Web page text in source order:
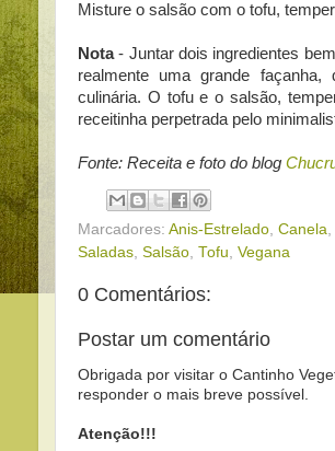
Misture o salsão com o tofu,
Nota- Juntar dois ingredientes
realmente uma grande
culinária. O tofu e o salsão,
receitinha perpetrada pelo
Fonte: Receita e foto do blog
Marcadores: Anis-Estrelado Canela
Saladas Salsão Tofu Vegana
0 Comentários:
Postar um comentário
Obrigada por visitar o Cantinho
responder o mais breve possível.
Atenção!!!